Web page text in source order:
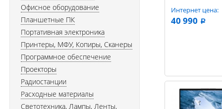
15.6'' IPS, W10
Интернет цена:
40 990 a
Офисное оборудование
Планшетные ПК
Портативная электроника
Принтеры, МФУ, Копиры, Сканеры
Программное обеспечение
Проекторы
Радиостанции
Расходные материалы
Светотехника, Лампы, Ленты,